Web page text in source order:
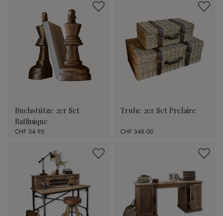
Buchstütze 2er Set
Raffinique
CHF 54.95
Truhe 2er Set Prelaire
CHF 348.00